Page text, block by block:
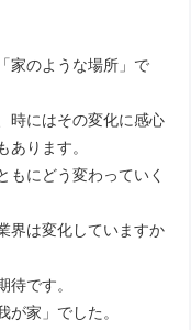
家のような場所」で
時にはその変化に感心
あります。
もにどう変わっていく
界は変化していますか
待です。
家」でした。